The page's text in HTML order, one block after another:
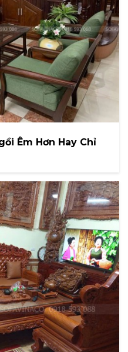
Êm Hơn Hay Chỉ